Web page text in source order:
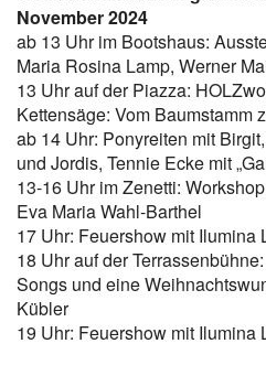
November 2024
ab 13 Uhr im Bootshaus:
Maria Rosina Lamp, Werner
13 Uhr auf der Piazza:
Kettensäge: Vom Baumstamm
ab 14 Uhr: Ponyreiten mit
und Jordis, Tennie Ecke mit
13-16 Uhr im Zenetti:
Eva Maria Wahl-Barthel
17 Uhr: Feuershow mit Ilumina
18 Uhr auf der
Songs und eine
Kübler
19 Uhr: Feuershow mit Ilumina